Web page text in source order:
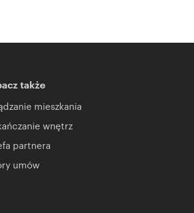
także
mieszkania
wnętrz
partnera
umów